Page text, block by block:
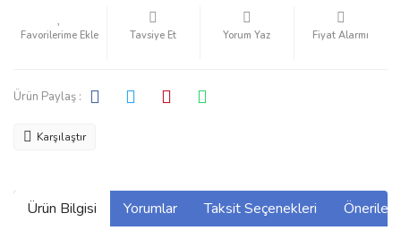
Tavsiye Et Yorum Yaz Fiyat Alarmı
Ürün Paylaş :
Karşılaştır
Ürün Bilgisi Yorumlar Taksit Seçenekleri